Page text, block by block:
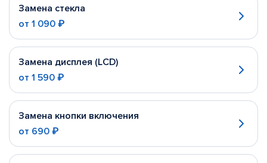
Замена стекла
от 1 090 ₽
Замена дисплея (LCD)
от 1 590 ₽
Замена кнопки включения
от 690 ₽